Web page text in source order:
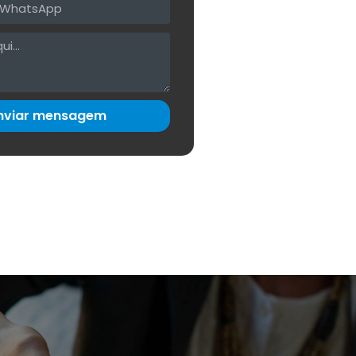
mensagem